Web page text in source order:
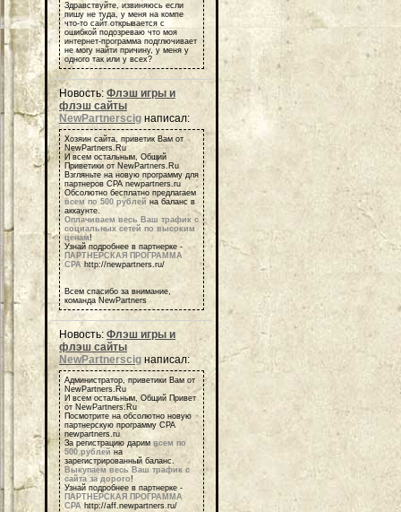
Здравствуйте, извиняюсь если
пишу не туда, у меня на компе
что-то сайт открывается с
ошибкой подозреваю что моя
интернет-программа подглючивает
не могу найти причину, у меня у
одного так или у всех?
Новость: Флэш игры и
флэш сайты
NewPartnerscig написал:
Хозяин сайта, приветик Вам от
NewPartners.Ru
И всем остальным, Общий
Приветики от NewPartners.Ru
Взгляньте на новую программу для
партнеров СРА newpartners.ru
Обсолютно бесплатно предлагаем
всем по 500 рублей на баланс в
аккаунте.
Оплачиваем весь Ваш трафик с
социальных сетей по высоким
ценам!
Узнай подробнее в партнерке -
ПАРТНЕРСКАЯ ПРОГРАММА
СРА http://newpartners.ru/
Всем спасибо за внимание,
команда NewPartners
Новость: Флэш игры и
флэш сайты
NewPartnerscig написал:
Администратор, приветики Вам от
NewPartners.Ru
И всем остальным, Общий Привет
от NewPartners.Ru
Посмотрите на обсолютно новую
партнерскую программу СРА
newpartners.ru
За регистрацию дарим всем по
500 рублей на
зарегистрированный баланс.
Выкупаем весь Ваш трафик с
сайта за дорого!
Узнай подробнее в партнерке -
ПАРТНЕРСКАЯ ПРОГРАММА
СРА http://aff.newpartners.ru/